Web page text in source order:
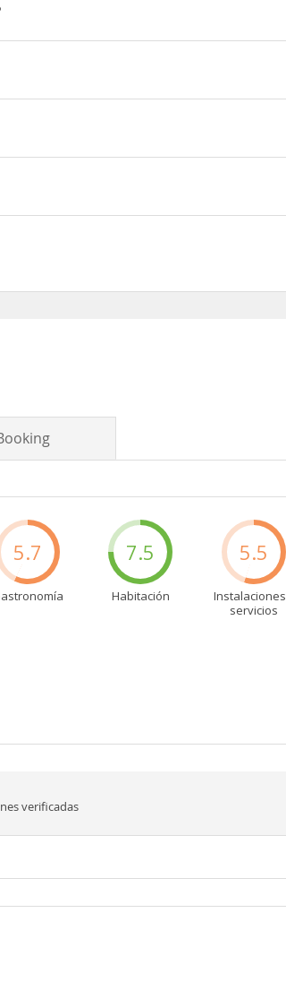
las 12:00 horas
del Parque de L'Aigüera y a 17 minutos en
5.7 7.5
Habitación
5.5
servicios
verificadas